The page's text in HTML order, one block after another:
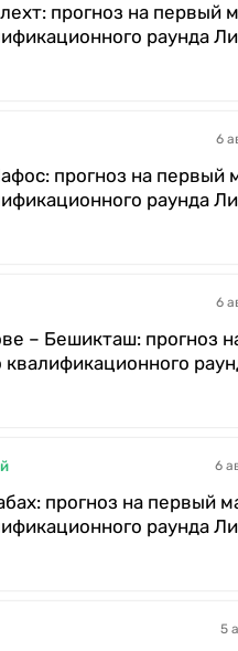
прогноз на первый
раунда
6
прогноз на первый
раунда
6
– Бешикташ: прогноз
квалификационного
6
прогноз на первый
раунда
5